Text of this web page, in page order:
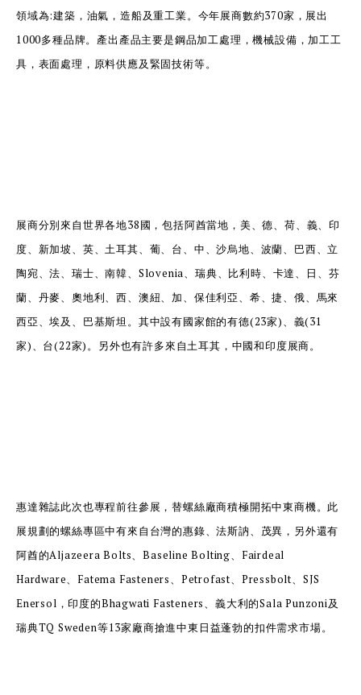
領域為:建築，油氣，造船及重工業。今年展商數約370家，展出
1000多種品牌。產出產品主要是鋼品加工處理，機械設備，加工工
具，表面處理，原料供應及緊固技術等。
展商分別來自世界各地38國，包括阿酋當地，美、德、荷、義、印
度、新加坡、英、土耳其、葡、台、中、沙烏地、波蘭、巴西、立
陶宛、法、瑞士、南韓、Slovenia、瑞典、比利時、卡達、日、芬
蘭、丹麥、奧地利、西、澳紐、加、保佳利亞、希、捷、俄、馬來
西亞、埃及、巴基斯坦。其中設有國家館的有德(23家)、義(31
家)、台(22家)。另外也有許多來自土耳其，中國和印度展商。
惠達雜誌此次也專程前往參展，替螺絲廠商積極開拓中東商機。此
展規劃的螺絲專區中有來自台灣的惠錄、法斯訥、茂異，另外還有
阿酋的Aljazeera Bolts、Baseline Bolting、Fairdeal
Hardware、Fatema Fasteners、Petrofast、Pressbolt、SJS
Enersol，印度的Bhagwati Fasteners、義大利的Sala Punzoni及
瑞典TQ Sweden等13家廠商搶進中東日益蓬勃的扣件需求市場。